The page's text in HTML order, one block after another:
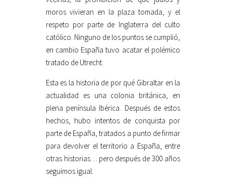
moros vivieran en la plaza tomada, y el
respeto por parte de Inglaterra del culto
católico. Ninguno de los puntos se cumplió,
en cambio España tuvo acatar el polémico
tratado de Utrecht.
Esta es la historia de por qué Gibraltar en la
actualidad es una colonia británica, en
plena península Ibérica. Después de estos
hechos, hubo intentos de conquista por
parte de España, tratados a punto de firmar
para devolver el territorio a España, entre
otras historias… pero después de 300 años
seguimos igual.